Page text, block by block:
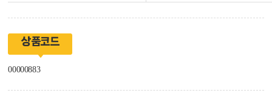
상품코드
00000883